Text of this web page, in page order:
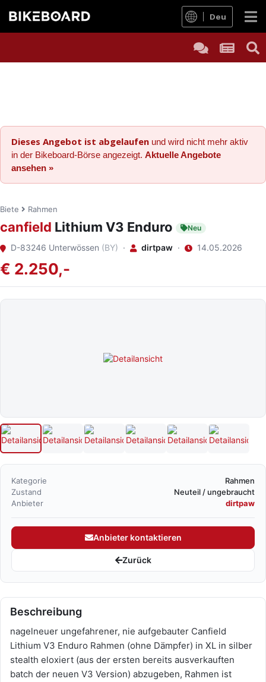
Deu
Dieses Angebot ist abgelaufen und wird nicht mehr aktiv
in der Bikeboard-Börse angezeigt. Aktuelle Angebote
ansehen »
Biete Rahmen
canfield Lithium V3 Enduro Neu
D-83246 Unterwössen (BY) · dirtpaw · 14.05.2026
€ 2.250,-
Kategorie
Rahmen
Zustand
Neuteil / ungebraucht
Anbieter
dirtpaw
Anbieter kontaktieren
Zurück
Beschreibung
nagelneuer ungefahrener, nie aufgebauter Canfield
Lithium V3 Enduro Rahmen (ohne Dämpfer) in XL in silber
stealth eloxiert (aus der ersten bereits ausverkauften
batch der neuen V3 Version) abzugeben, Rahmen ist